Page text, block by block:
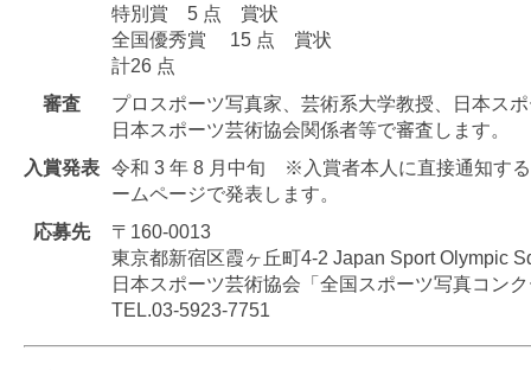
特別賞 5 点 賞状
全国優秀賞 15 点 賞状
計26 点
審査
プロスポーツ写真家、芸術系大学教授、日本ス
日本スポーツ芸術協会関係者等で審査します。
入賞発表 令和 3 年 8 月中旬 ※入賞者本人に直接通知す
ームページで発表します。
応募先
〒160-0013
東京都新宿区霞ヶ丘町4-2 Japan Sport Olympic
日本スポーツ芸術協会「全国スポーツ写真コン
TEL.03-5923-7751